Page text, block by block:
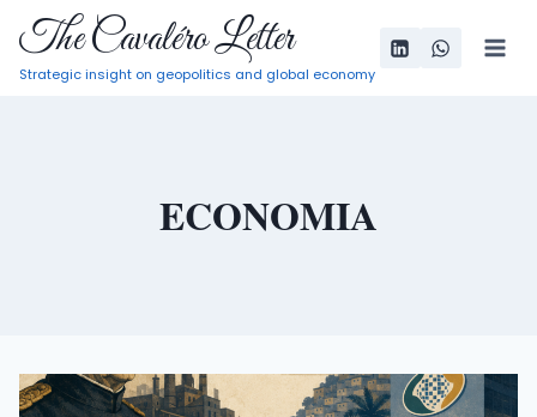
Pular
paraThe Cavaléro Letter
Strategic insight on geopolitics and global economy
ECONOMIA